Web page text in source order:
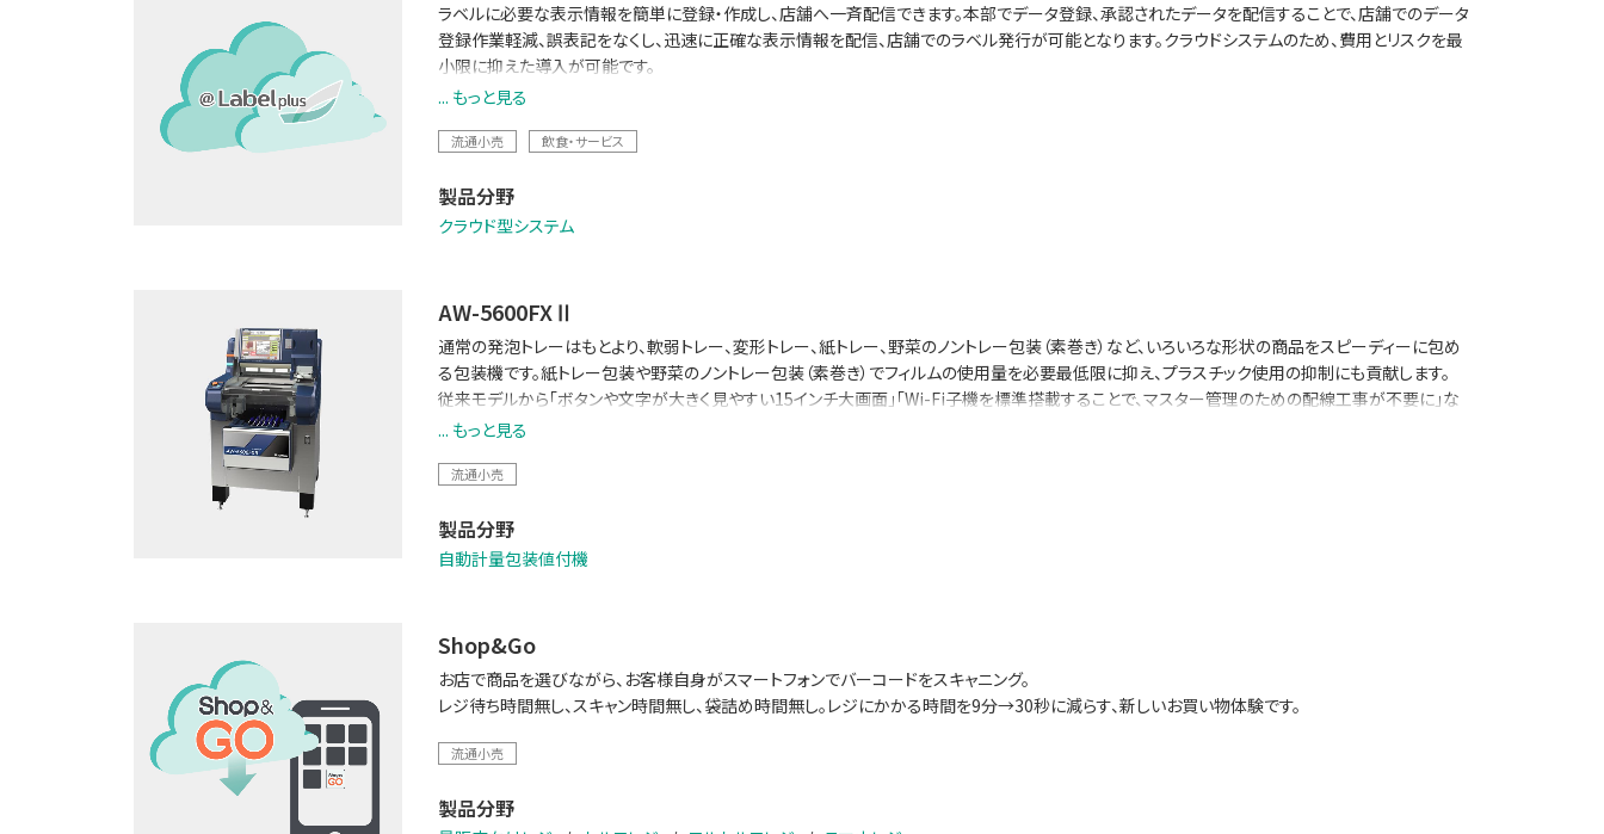
ラベルに必要な表示情報を簡単に登録・作成し、店舗へ一斉配信できます。本部でデータ登録、承認されたデータを配信することで、店舗でのデータ
登録作業軽減、誤表記をなくし、迅速に正確な表示情報を配信、店舗でのラベル発行が可能となります。クラウドシステムのため、費用とリスクを最
小限に抑えた導入が可能です。
その他にも適正な生産計画作成に貢献するサポート機能を有するほか、生産実績収集・対面販売実績収集のオプションもご利用いただけます。
... もっと見る
流通小売 飲食・サービス
製品分野
クラウド型システム
AW-5600FXⅡ
通常の発泡トレーはもとより、軟弱トレー、変形トレー、紙トレー、野菜のノントレー包装（素巻き）など、いろいろな形状の商品をスピーディーに包め
る包装機です。紙トレー包装や野菜のノントレー包装（素巻き）でフィルムの使用量を必要最低限に抑え、プラスチック使用の抑制にも貢献します。
従来モデルから「ボタンや文字が大きく見やすい15インチ大画面」「Wi-Fi子機を標準搭載することで、マスター管理のための配線工事が不要に」な
ど、各種機能を強化。POSとのデータ連携で生鮮バックルームの少人数運用を可能にする「生鮮向け生販管理ソリューション -Pack on Time-」や
... もっと見る
流通小売
製品分野
自動計量包装値付機
Shop&Go
お店で商品を選びながら、お客様自身がスマートフォンでバーコードをスキャニング。
レジ待ち時間無し、スキャン時間無し、袋詰め時間無し。レジにかかる時間を9分→30秒に減らす、新しいお買い物体験です。
流通小売
製品分野